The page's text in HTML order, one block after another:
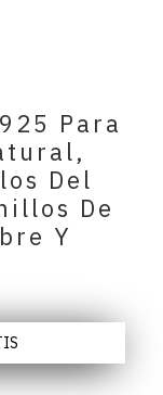
Para
Del
De
Y